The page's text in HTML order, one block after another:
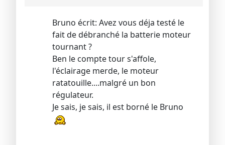
Bruno écrit: Avez vous déja testé le
fait de débranché la batterie moteur
tournant ?
Ben le compte tour s'affole,
l'éclairage merde, le moteur
ratatouille....malgré un bon
régulateur.
Je sais, je sais, il est borné le Bruno